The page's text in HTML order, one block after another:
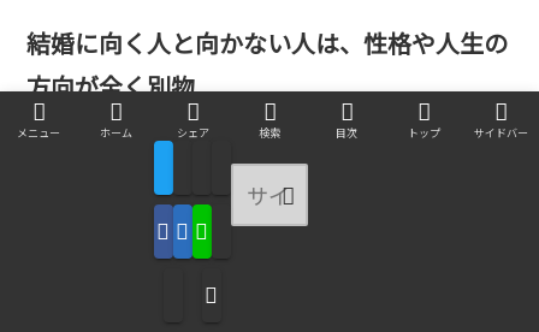
結婚に向く人と向かない人は、性格や人生の
方向が全く別物
同棲は関係マンネリ化や生活費でもめるか
も？同棲で起きること
メニュー ホーム シェア 検索 目次 トップ サイドバー